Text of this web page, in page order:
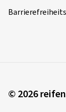
© 2026